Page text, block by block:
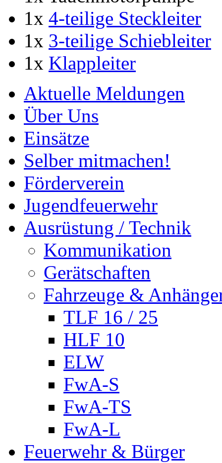
1x 4-teilige Steckleiter
1x 3-teilige Schiebleiter
1x Klappleiter
Aktuelle Meldungen
Über Uns
Einsätze
Selber mitmachen!
Förderverein
Jugendfeuerwehr
Ausrüstung / Technik
Kommunikation
Gerätschaften
Fahrzeuge &
TLF 16 / 25
HLF 10
ELW
FwA-S
FwA-TS
FwA-L
Feuerwehr & Bürger